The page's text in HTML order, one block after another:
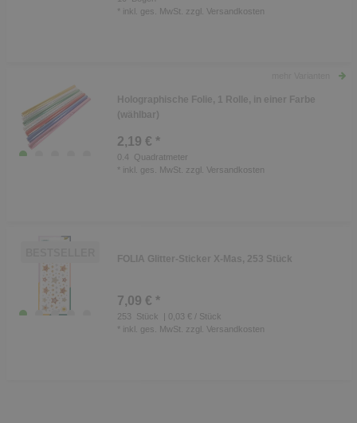
* inkl. ges. MwSt. zzgl. Versandkosten
Holographische Folie, 1 Rolle, in einer Farbe
(wählbar)
2,19 € *
0.4
Quadratmeter
* inkl. ges. MwSt. zzgl. Versandkosten
FOLIA Glitter-Sticker X-Mas, 253 Stück
7,09 € *
253 Stück
| 0,03 € / Stück
* inkl. ges. MwSt. zzgl. Versandkosten